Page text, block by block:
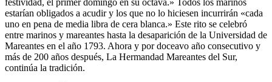
estarían obligados a acudir y los que no lo hiciesen incurrirán «cada
uno en pena de media libra de cera blanca.» Este rito se celebró
entre marinos y mareantes hasta la desaparición de la Universidad de
Mareantes en el año 1793. Ahora y por doceavo año consecutivo y
más de 200 años después, La Hermandad Mareantes del Sur,
continúa la tradición.